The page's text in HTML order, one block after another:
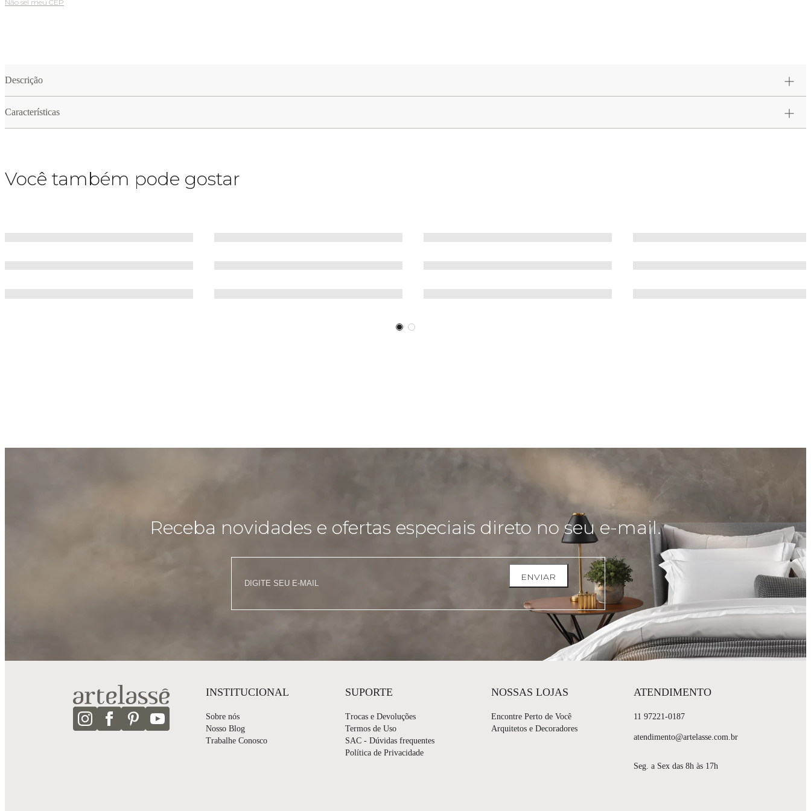
Não sei meu CEP
Descrição
Características
Você também pode gostar
Receba novidades e ofertas especiais direto no seu e-mail.
ENVIAR
INSTITUCIONAL
Sobre nós
Nosso Blog
Trabalhe Conosco
SUPORTE
Trocas e Devoluções
Termos de Uso
SAC - Dúvidas frequentes
Política de Privacidade
NOSSAS LOJAS
Encontre Perto de Você
Arquitetos e Decoradores
ATENDIMENTO
11 97221-0187
atendimento@artelasse.com.br
Seg. a Sex das 8h às 17h